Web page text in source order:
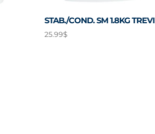
STAB./COND. SM 1.8KG TREVI
25.99$